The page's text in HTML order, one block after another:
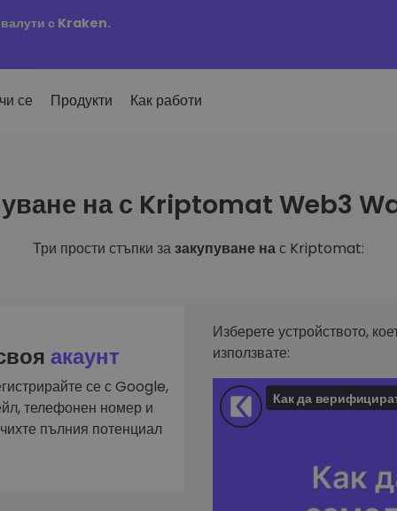
с Kraken.
добавени
добавени токени в
купил за 100 €…
се Продукти
на
за
KriptoEarn
криптовалута
Повтаряща се печалба
Как работи
на с Kriptomat Web3
Три прости стъпки зазакупуване нас Kriptomat:
акаунт
се с Google,
телефонен номер и
пълния потенциал
Изберете устройството,
използвате: